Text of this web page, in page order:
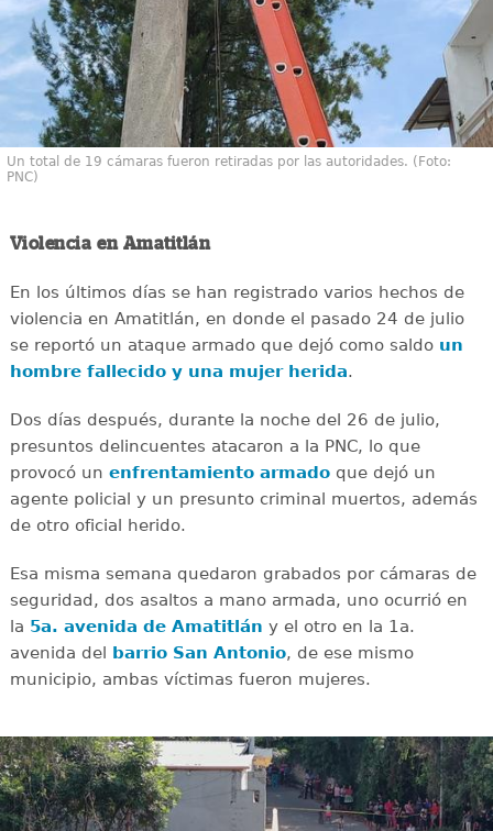
Un total de 19 cámaras fueron retiradas por las autoridades. (Foto:
PNC)
Violencia en Amatitlán
En los últimos días se han registrado varios hechos de
violencia en Amatitlán, en donde el pasado 24 de julio
se reportó un ataque armado que dejó como saldo un
hombre fallecido y una mujer herida.
Dos días después, durante la noche del 26 de julio,
presuntos delincuentes atacaron a la PNC, lo que
provocó un enfrentamiento armadoque dejó un
agente policial y un presunto criminal muertos, además
de otro oficial herido.
Esa misma semana quedaron grabados por cámaras de
seguridad, dos asaltos a mano armada, uno ocurrió en
la 5a. avenida de Amatitlán y el otro en la 1a.
avenida del barrio San Antonio, de ese mismo
municipio, ambas víctimas fueron mujeres.